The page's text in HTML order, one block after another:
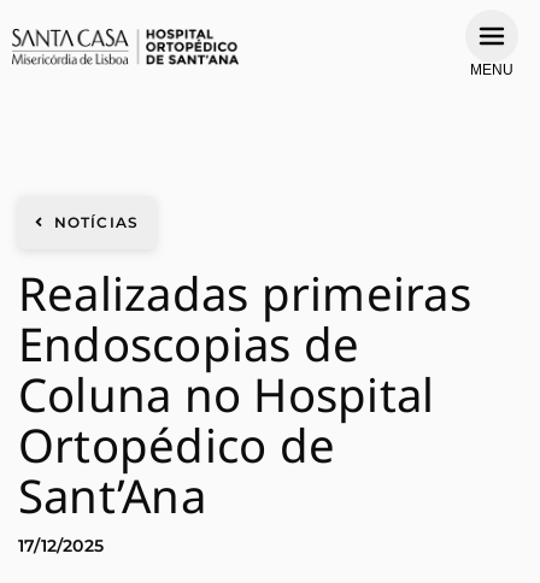
MENU
NOTÍCIAS
Realizadas primeiras
Endoscopias de
Coluna no Hospital
Ortopédico de
Sant’Ana
17/12/2025